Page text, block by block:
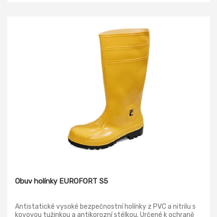
Obuv holínky EUROFORT S5
Antistatické vysoké bezpečnostní holínky z PVC a nitrilu s
kovovou tužinkou a antikorozní stélkou. Určené k ochraně